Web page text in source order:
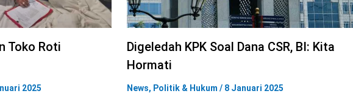
Toko Roti
2025
Digeledah KPK Soal Dana CSR, BI: Kita
Hormati
News, Politik & Hukum / 8 Januari 2025